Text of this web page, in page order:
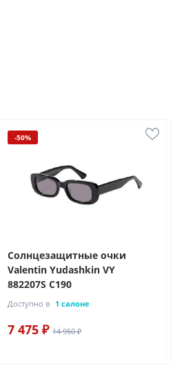
-50%
Солнцезащитные очки
Valentin Yudashkin VY
882207S C190
Доступно в 1 салоне
7 475 ₽ 14 950 ₽